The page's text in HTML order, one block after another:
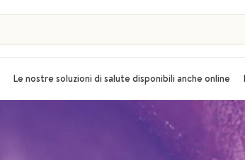
Le nostre soluzioni di salute disponibili anche online